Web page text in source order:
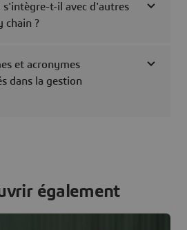
s'intègre-t-il avec d'autres
chain ?
et acronymes
dans la gestion
également